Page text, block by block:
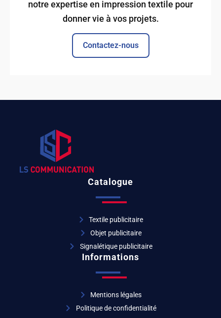
notre expertise en impression textile pour
donner vie à vos projets.
Contactez-nous
Catalogue
Textile publicitaire
Objet publicitaire
Signalétique publicitaire
Informations
Mentions légales
Politique de confidentialité